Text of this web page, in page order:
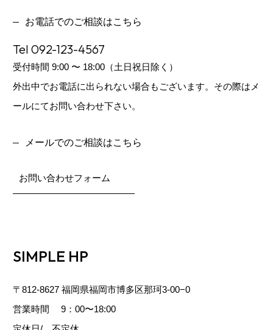
お電話でのご相談はこちら
Tel092-123-4567
受付時間 9:00 〜 18:00（土日祝日除く）
外出中でお電話に出られない場合もございます。その際はメ
ールにてお問い合わせ下さい。
メールでのご相談はこちら
お問い合わせフォーム
SIMPLE HP
〒812-8627 福岡県福岡市博多区那珂3-00−0
営業時間 9：00〜18:00